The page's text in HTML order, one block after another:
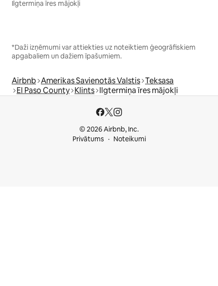
Ilgtermiņa īres mājokļi
*Daži izņēmumi var attiekties uz noteiktiem ģeogrāfiskiem
apgabaliem un dažiem īpašumiem.
Airbnb Amerikas Savienotās Valstis Teksasa
El Paso County Klints Ilgtermiņa īres mājokļi
© 2026 Airbnb, Inc.
Privātums
Noteikumi